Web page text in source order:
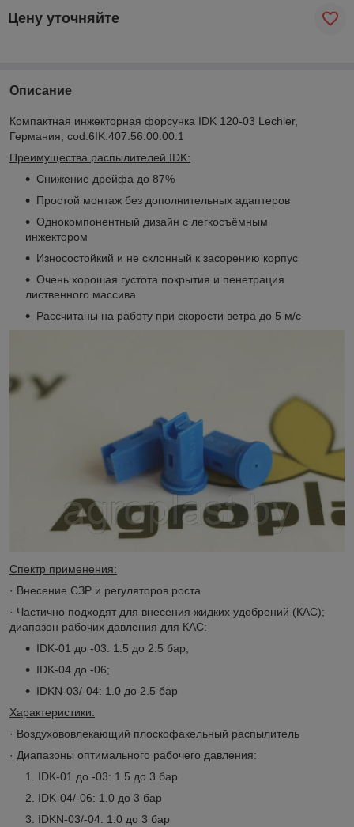
Цену уточняйте
Описание
Компактная инжекторная форсунка IDK 120-03 Lechler,
Германия, cod.6IK.407.56.00.00.1
Преимущества распылителей IDK:
Снижение дрейфа до 87%
Простой монтаж без дополнительных адаптеров
Однокомпонентный дизайн с легкосъёмным
инжектором
Износостойкий и не склонный к засорению корпус
Очень хорошая густота покрытия и пенетрация
лиственного массива
Рассчитаны на работу при скорости ветра до 5 м/с
Спектр применения:
· Внесение СЗР и регуляторов роста
· Частично подходят для внесения жидких удобрений (КАС);
диапазон рабочих давления для КАС:
IDK-01 до -03: 1.5 до 2.5 бар,
IDK-04 до -06;
IDKN-03/-04: 1.0 до 2.5 бар
Характеристики:
· Воздухововлекающий плоскофакельный распылитель
· Диапазоны оптимального рабочего давления:
IDK-01 до -03: 1.5 до 3 бар
IDK-04/-06: 1.0 до 3 бар
IDKN-03/-04: 1.0 до 3 бар